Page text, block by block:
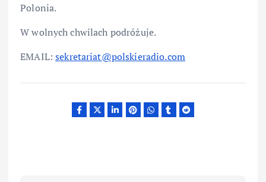
Polonia.
W wolnych chwilach podróżuje.
EMAIL:sekretariat@polskieradio.com